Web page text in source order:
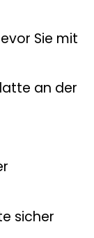
Sie mit
an der
sicher